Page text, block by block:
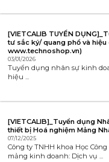
[VIETCALIB TUYỂN
tư sắc ký/ quang phổ và
www.technoshop.vn)
03/01/2026
Tuyển dụng nhân sự kinh
hiệu ...
[VIETCALIB]_Tuyển dụng
thiết bị Hoá nghiệm Mảng
07/12/2025
Công ty TNHH khoa Học
mảng kinh doanh: Dịch vụ ...